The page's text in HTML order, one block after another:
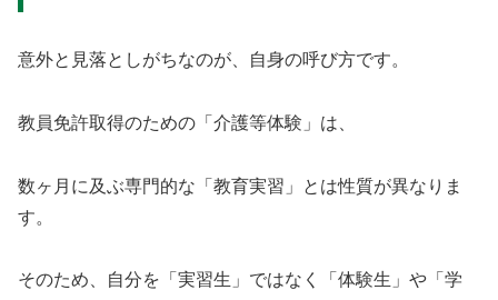
意外と見落としがちなのが、自身の呼び方です。
教員免許取得のための「介護等体験」は、
数ヶ月に及ぶ専門的な「教育実習」とは性質が異なりま
す。
そのため、自分を「実習生」ではなく「体験生」や「学